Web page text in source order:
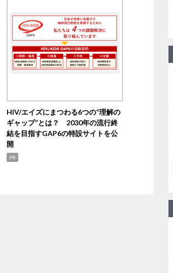
HIV/エイズにまつわる6つの“理解の
ギャップ”とは？ 2030年の流行終
結を目指すGAP6の特設サイトを公
開
PR